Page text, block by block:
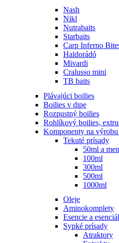
Nash
Nikl
Nutrabaits
Starbaits
Carp Inferno
Haldorádó
Mivardi
Cralusso mini
TB baits
Plávajúci boilies
Boilies v dipe
Rozpustný boilies
Rohlíkový boilies,
Komponenty na
Tekuté prísady
50ml a
100ml
300ml
500ml
1000ml
Oleje
Aminokomplety
Esencie a
Sypké prísady
Atraktory